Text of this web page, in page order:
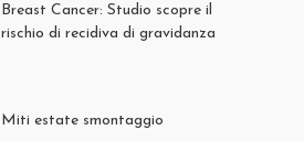
Breast Cancer: Studio scopre il
rischio di recidiva di gravidanza
Miti estate smontaggio